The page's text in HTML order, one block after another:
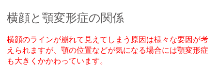
横顔と顎変形症の関係
横顔のラインが崩れて見えてしまう原因は様々な要因が考
えられますが、顎の位置などが気になる場合には顎変形症
も大きくかかわっています。